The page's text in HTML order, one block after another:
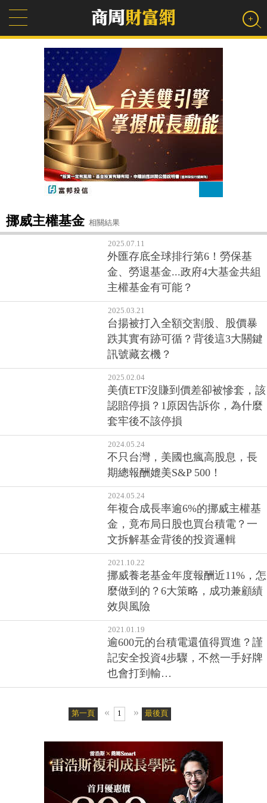
挪威主權基金 相關結果
2025.07.11
外匯存底全球排行第6！勞保基
金、勞退基金...政府4大基金共組
主權基金有可能？
2025.03.21
台揚被打入全額交割股、股價暴
跌其實有跡可循？背後這3大關鍵
訊號藏玄機？
2025.02.04
美債ETF沒賺到價差卻被慘套，該
認賠停損？1原因告訴你，為什麼
套牢後不該停損
2024.05.24
不只台灣，美國也瘋高股息，長
期總報酬媲美S&P 500！
2024.05.24
年複合成長率逾6%的挪威主權基
金，竟布局日股也買台積電？一
文拆解基金背後的投資邏輯
2021.10.22
挪威養老基金年度報酬近11%，怎
麼做到的？6大策略，成功兼顧績
效與風險
2021.01.19
逾600元的台積電還值得買進？謹
記安全投資4步驟，不然一手好牌
也會打到輸…
第一頁 « 1 » 最後頁